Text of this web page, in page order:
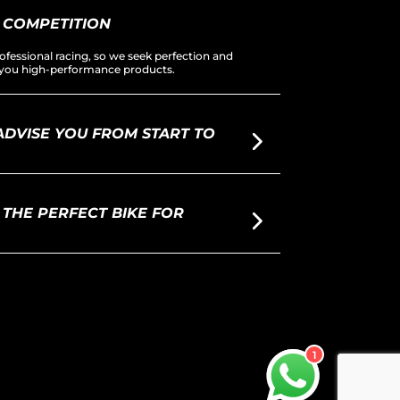
racing, so we seek perfection and
high-performance products.
YOU FROM START TO
PERFECT BIKE FOR
1